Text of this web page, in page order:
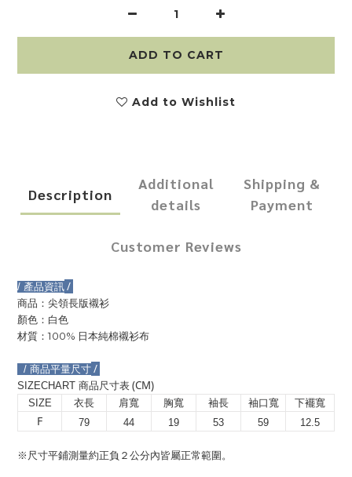
ADD TO CART
Add to Wishlist
Description
Additional
details
Shipping &
Payment
Customer Reviews
/ 產品資訊 /
商品：尖領長版襯衫
顏色：白色
材質：100% 日本純棉襯衫布
/ 商品平量尺寸 /
SIZECHART 商品尺寸表 (CM)
SIZE 衣長 肩寬 胸寬 袖長 袖口寬 下襬寬
F 79 44 19 53 59 12.5
※尺寸平鋪測量約正負２公分內皆屬正常範圍。